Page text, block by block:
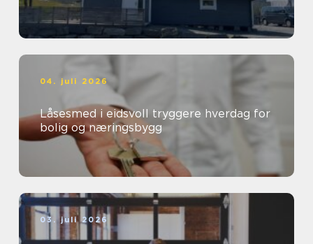
04. juli 2026
Låsesmed i eidsvoll tryggere hverdag for
bolig og næringsbygg
03. juli 2026